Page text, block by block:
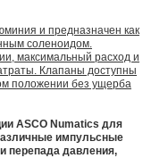
и предназначен как
соленоидом.
максимальный расход и
Клапаны доступны
положении без ущерба
ASCO Numatics для
импульсные
перепада давления,